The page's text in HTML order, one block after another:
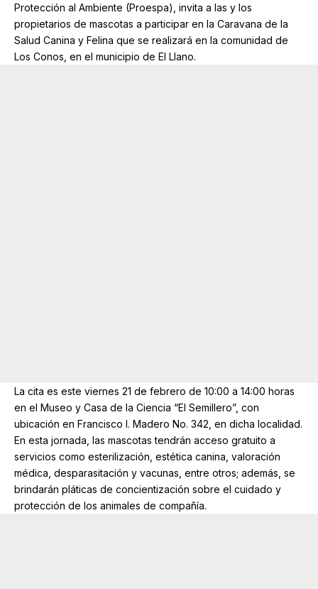
Protección al Ambiente (Proespa), invita a las y los
propietarios de mascotas a participar en la Caravana de la
Salud Canina y Felina que se realizará en la comunidad de
Los Conos, en el municipio de El Llano.
La cita es este viernes 21 de febrero de 10:00 a 14:00 horas
en el Museo y Casa de la Ciencia “El Semillero”, con
ubicación en Francisco I. Madero No. 342, en dicha localidad.
En esta jornada, las mascotas tendrán acceso gratuito a
servicios como esterilización, estética canina, valoración
médica, desparasitación y vacunas, entre otros; además, se
brindarán pláticas de concientización sobre el cuidado y
protección de los animales de compañía.